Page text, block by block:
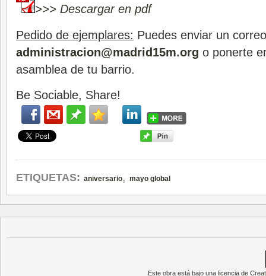
>>> Descargar en pdf
Pedido de ejemplares: Puedes enviar un
administracion@madrid15m.org o ponerte
asamblea de tu barrio.
Be Sociable, Share!
ETIQUETAS: aniversario, mayo global
Este obra está bajo unalicencia de